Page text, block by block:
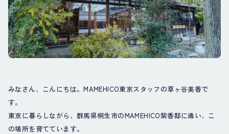
みなさん、こんにちは。MAMEHICO東京スタッフの草ヶ谷美香で
す。
東京に暮らしながら、群馬県桐生市のMAMEHICO紫香邸に通い、こ
の場所を育てています。